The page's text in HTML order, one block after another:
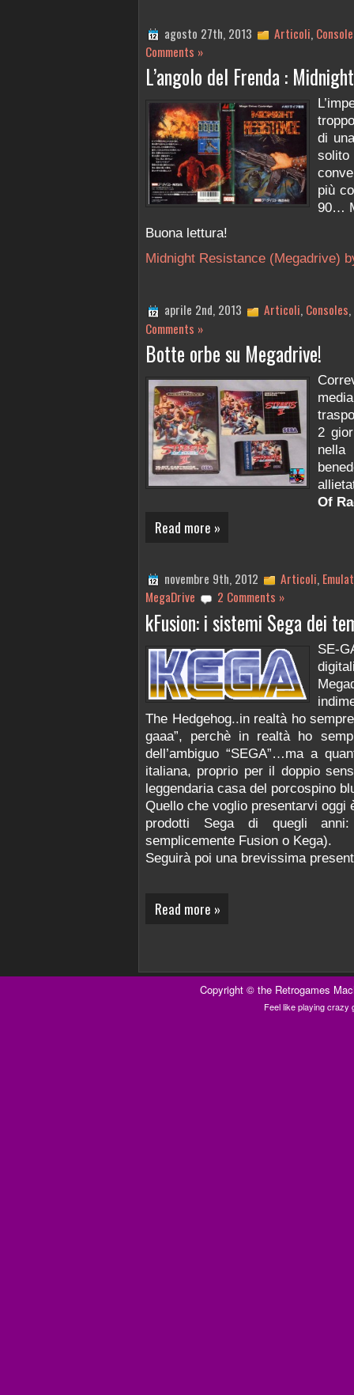
agosto 27th, 2013 Articoli,
Comments »
L’angolo del Frenda :
di
più
90…
Buona lettura!
Midnight Resistance (Megadrive)
aprile 2nd, 2013 Articoli, Consoles,
Comments »
Botte orbe su Megadrive!
2
Of
Read more »
novembre 9th, 2012 Articoli,
MegaDrive
2 Comments »
kFusion: i sistemi Sega dei
SE-
The Hedgehog..in realtà ho
gaaa”, perchè in realtà ho
dell’ambiguo “SEGA”…ma a
italiana, proprio per il doppio
leggendaria casa del porcospino
Quello che voglio presentarvi oggi
prodotti Sega di quegli
semplicemente Fusion o Kega).
Seguirà poi una brevissima
Read more »
Copyright ©the Retrogames
Feel like playing